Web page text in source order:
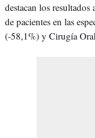
destacan los resultados
de pacientes en las
(-58,1%) y Cirugía